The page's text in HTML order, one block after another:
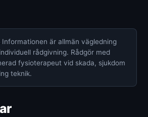
Informationen är allmän vägledning
rådgivning. Rådgör med
fysioterapeut vid skada, sjukdom
teknik.